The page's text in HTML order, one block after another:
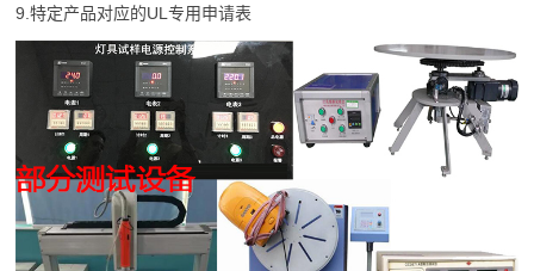
9.特定产品对应的UL专用申请表